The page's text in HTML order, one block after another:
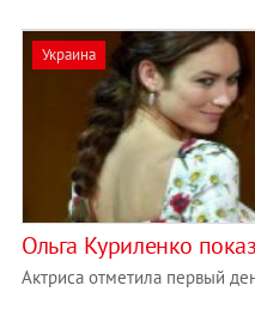
Украина
Ольга Куриленко
Актриса отметила первый